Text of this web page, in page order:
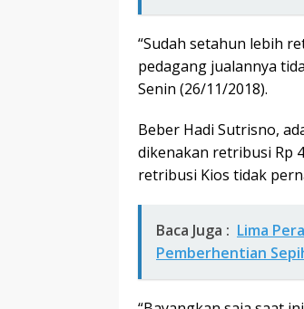
“Sudah setahun lebih
pedagang jualannya
Senin (26/11/2018).
Beber Hadi Sutrisno,
dikenakan retribusi Rp
retribusi Kios tidak
Baca Juga : Lima
Pemberhentian